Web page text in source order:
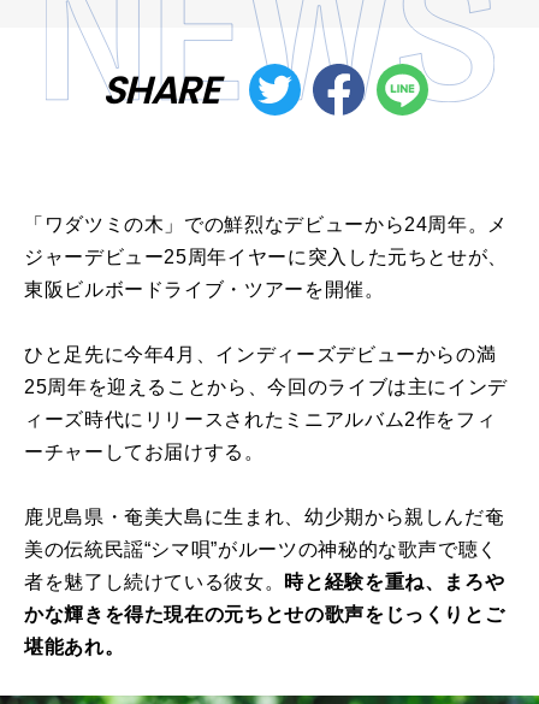
SHARE
「ワダツミの木」での鮮烈なデビューから24周年。メ
ジャーデビュー25周年イヤーに突入した元ちとせが、
東阪ビルボードライブ・ツアーを開催。
ひと足先に今年4月、インディーズデビューからの満
25周年を迎えることから、今回のライブは主にインデ
ィーズ時代にリリースされたミニアルバム2作をフィ
ーチャーしてお届けする。
鹿児島県・奄美大島に生まれ、幼少期から親しんだ奄
美の伝統民謡“シマ唄”がルーツの神秘的な歌声で聴く
者を魅了し続けている彼女。 時と経験を重ね、まろや
かな輝きを得た現在の元ちとせの歌声をじっくりとご
堪能あれ。